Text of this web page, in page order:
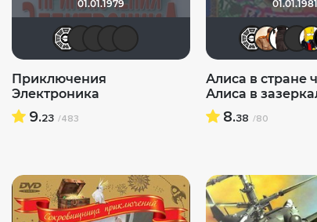
01.01.1979
Flash82Дымыч-Пешеходец
icrimsonlioni
Sergey_Z
Приключения
Электроника
9.23 /483
Алиса в стране
Алиса в
8.38 /80